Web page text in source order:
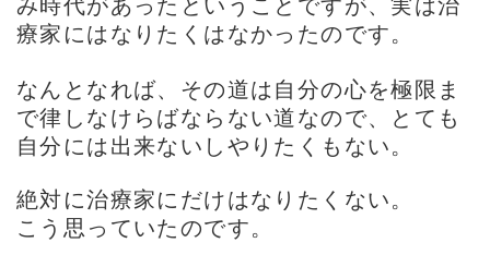
み時代があったということですが、実は治
療家にはなりたくはなかったのです。
なんとなれば、その道は自分の心を極限ま
で律しなけらばならない道なので、とても
自分には出来ないしやりたくもない。
絶対に治療家にだけはなりたくない。
こう思っていたのです。